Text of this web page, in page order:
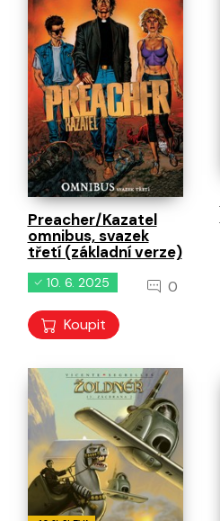
Preacher/Kazatel
omnibus, svazek
třetí (základní verze)
10. 6. 2025 0
Koupit